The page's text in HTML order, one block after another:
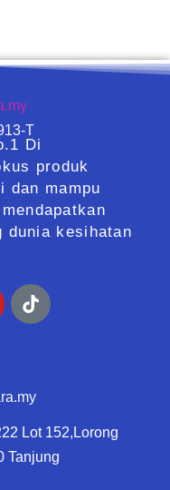
T
Di
produk
dan mampu
dunia kesihatan
Tiktok
Lot 152,Lorong
Tanjung